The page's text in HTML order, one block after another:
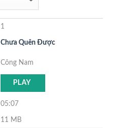
1
Chưa Quên Được
Công Nam
PLAY
05:07
11 MB